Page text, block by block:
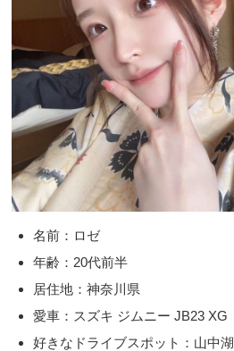
名前：ロゼ
年齢：20代前半
居住地：神奈川県
愛車：スズキ ジムニー JB23 XG
好きなドライブスポット：山中湖